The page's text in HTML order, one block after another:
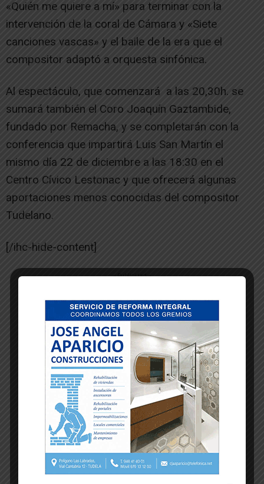
«Quién me quiere a mí» para terminar con la
intervención de la coral de Cámara y «Siete
canciones vascas» y el baile de la era que el
compositor adaptó a orquesta sinfónica.
Al espectáculo, que comenzará a las 20,30h. se
sumará también el Coro Joaquín Gaztambide,
fundado por Remacha, y se completarán con la
conferencia que impartirá Luis San Martín el
mismo día 22 de diciembre a las 18:30 en el
Centro Cívico Lestonac y que ofrecerá algunas
aportaciones menos conocidas del compositor
Tudelano.
[/ihc-hide-content]
-- Publicidad --